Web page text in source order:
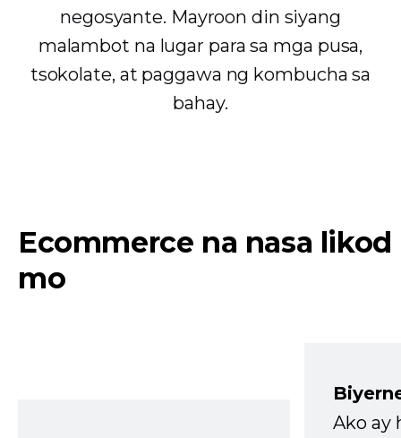
negosyante. Mayroon din siyang
malambot na lugar para sa mga pusa,
tsokolate, at paggawa ng kombucha sa
bahay.
Ecommerce na nasa likod
mo
Ako ay